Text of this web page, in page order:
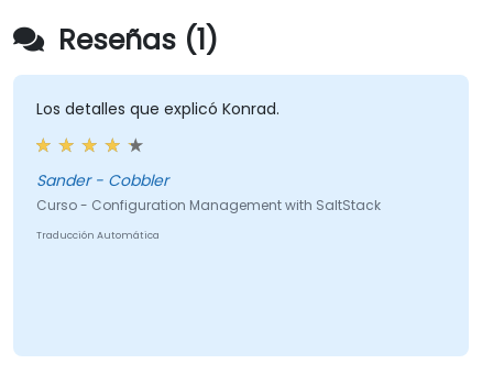
Reseñas (1)
Los detalles que explicó Konrad.
Sander - Cobbler
Curso - Configuration Management with SaltStack
Traducción Automática